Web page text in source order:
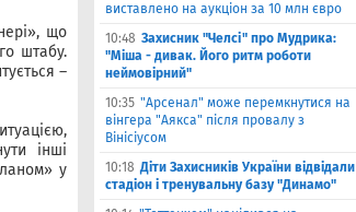
що
штабу.
–
інші
у
виставлено на аукціон за 10 млн євро
10:48 Захисник "Челсі" про Мудрика:
"Міша - дивак. Його ритм роботи
неймовірний"
10:35 "Арсенал" може перемкнутися на
вінгера "Аякса" після провалу з
Вінісіусом
10:18 Діти Захисників України відвідали
стадіон і тренувальну базу "Динамо"